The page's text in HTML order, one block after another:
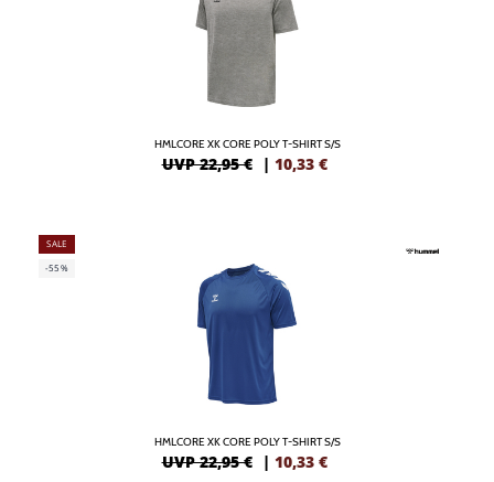
HMLCORE XK CORE POLY T-SHIRT S/S
UVP 22,95 € | 10,33 €
SALE
-55%
HMLCORE XK CORE POLY T-SHIRT S/S
UVP 22,95 € | 10,33 €